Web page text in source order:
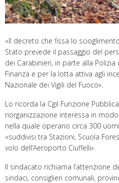
«Il decreto che fissa lo
Stato prevede il passaggio del
dei Carabinieri, in parte alla
Finanza e per la lotta attiva agli
Nazionale dei Vigili del Fuoco».
Lo ricorda la Cgil Funzione
riorganizzazione interessa in
nella quale operano circa 300
«suddivisi tra Stazioni, Scuola
volo dell’Aeroporto Ciuffelli».
Il sindacato richiama l’attenzione
sindaci, consiglieri comunali,